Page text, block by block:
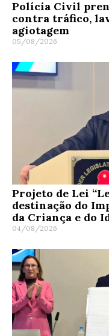
Polícia Civil
contra tráfico,
agiotagem
05/08/2026
Projeto de Lei
destinação do
da Criança e do
04/08/2026